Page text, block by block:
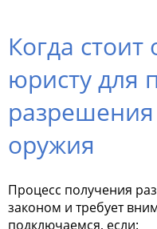
Когда стоит
юристу для
оружия
Процесс получения
законом и требует
подключаемся, если: